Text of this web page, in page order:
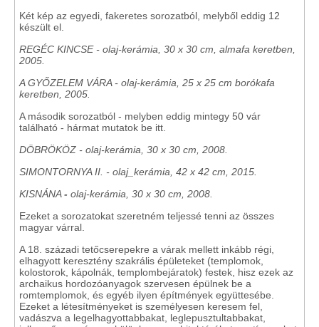
Két kép az egyedi, fakeretes sorozatból, melyből eddig 12
készült el.
REGÉC KINCSE - olaj-kerámia, 30 x 30 cm, almafa keretben,
2005.
A GYŐZELEM VÁRA - olaj-kerámia, 25 x 25 cm borókafa
keretben, 2005.
A második sorozatból - melyben eddig mintegy 50 vár
található - hármat mutatok be itt.
DÖBRÖKÖZ - olaj-kerámia, 30 x 30 cm, 2008.
SIMONTORNYA II. - olaj_kerámia, 42 x 42 cm, 2015.
KISNÁNA- olaj-kerámia, 30 x 30 cm, 2008.
Ezeket a sorozatokat szeretném teljessé tenni az összes
magyar várral.
A 18. századi tetőcserepekre a várak mellett inkább régi,
elhagyott keresztény szakrális épületeket (templomok,
kolostorok, kápolnák, templombejáratok) festek, hisz ezek az
archaikus hordozóanyagok szervesen épülnek be a
romtemplomok, és egyéb ilyen építmények együttesébe.
Ezeket a létesítményeket is személyesen keresem fel,
vadászva a legelhagyottabbakat, leglepusztultabbakat,